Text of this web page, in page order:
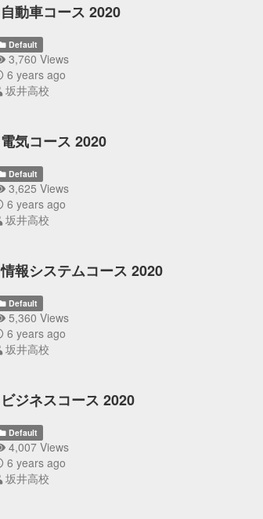
自動車コース 2020
Default
3,760 Views
6 years ago
坂井高校
電気コース 2020
Default
3,625 Views
6 years ago
坂井高校
情報システムコース 2020
Default
5,360 Views
6 years ago
坂井高校
ビジネスコース 2020
Default
4,007 Views
6 years ago
坂井高校